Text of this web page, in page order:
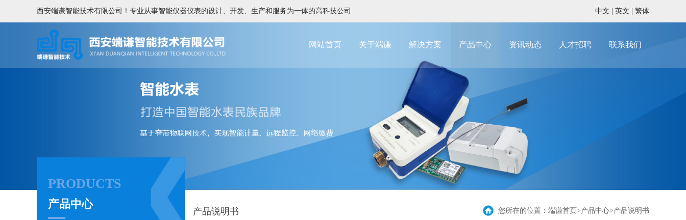
西安端谦智能技术有限公司！专业从事智能仪器仪表的设计、开发、生产和服务为一体的高科技公司 中文 英文 繁体
网站首页 关于端谦 解决方案 产品中心 资讯动态 人才招聘 联系我们
PRODUCTS
产品中心
产品说明书 您所在的位置： 端谦首页>产品中心>产品说明书